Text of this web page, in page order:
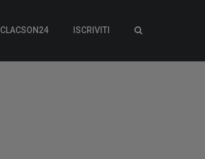
CLACSON24 ISCRIVITI